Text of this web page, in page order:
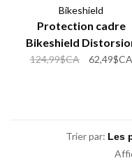
Bikeshield
Protection cadre
Bikeshield
124,99$CA 62,49$CA
Trier par: